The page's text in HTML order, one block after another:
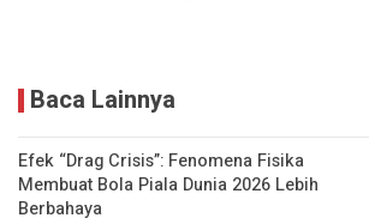
Baca Lainnya
Efek “Drag Crisis”: Fenomena Fisika
Membuat Bola Piala Dunia 2026 Lebih
Berbahaya